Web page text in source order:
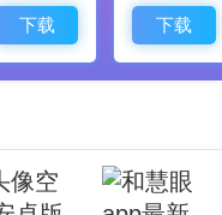
流畅
更加整洁美观
下载 下载